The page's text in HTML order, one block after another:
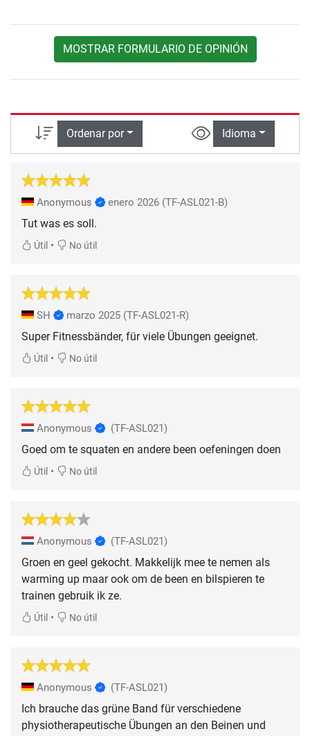
MOSTRAR FORMULARIO DE OPINIÓN
Ordenar por Idioma
Anonymous enero 2026 (TF-ASL021-B)
Tut was es soll.
Útil • No útil
SH marzo 2025 (TF-ASL021-R)
Super Fitnessbänder, für viele Übungen geeignet.
Útil • No útil
Anonymous (TF-ASL021)
Goed om te squaten en andere been oefeningen doen
Útil • No útil
Anonymous (TF-ASL021)
Groen en geel gekocht. Makkelijk mee te nemen als
warming up maar ook om de been en bilspieren te
trainen gebruik ik ze.
Útil • No útil
Anonymous (TF-ASL021)
Ich brauche das grüne Band für verschiedene
physiotherapeutische Übungen an den Beinen und